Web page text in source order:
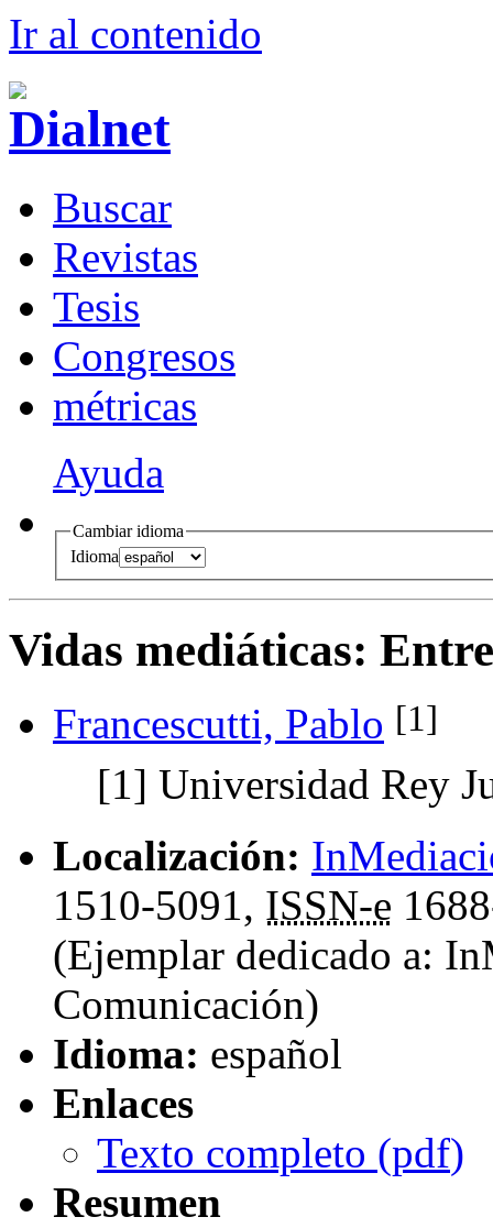
Ir al contenido
Buscar
Revistas
Tesis
Congresos
métricas
Ayuda
Cambiar idioma
Idioma
Vidas mediáticas:
Francescutti, Pablo [1]
[1] Universidad Rey
Localización:
1510-5091, ISSN-e
(Ejemplar dedicado a:
Comunicación)
Idioma: español
Enlaces
Texto completo (pdf)
Resumen